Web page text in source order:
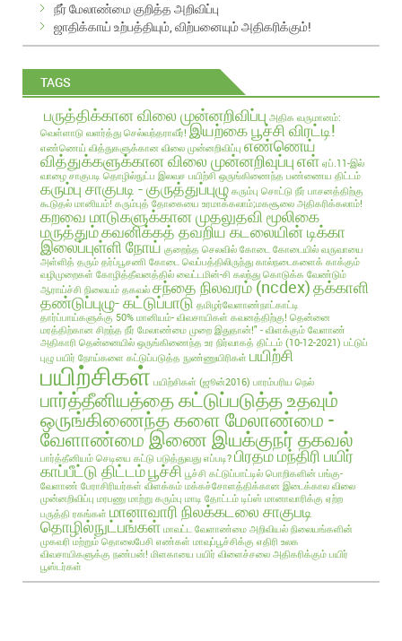
நீர் மேலாண்மை குறித்த அறிவிப்பு
ஜாதிக்காய் உற்பத்தியும், விற்பனையும் அதிகரிக்கும்!
TAGS
பருத்திக்கான விலை முன்னறிவிப்பு அதிக வருமானம்:
வெள்ளாடு வளர்த்து செல்வந்தராவீர்! இயற்கை பூச்சி விரட்டி!
எண்ணெய் வித்துகளுக்கான விலை முன்னறிவிப்பு எண்ணெய்
வித்துக்களுக்கான விலை முன்னறிவுப்புஎள் ஏப்.11-இல்
வாழை சாகுபடி தொழில்நுட்ப இலவச பயிற்சி ஒருங்கிணைந்த பண்ணைய திட்டம்
கரும்பு சாகுபடி - குருத்துப்புழு கரும்பு சொட்டு நீர் பாசனத்திற்கு
கூடுதல் மானியம்! கரும்புத் தோகையை உரமாக்கலாம்;மகசூலை அதிகரிக்கலாம்!
கறவை மாடுகளுக்கான முதலுதவி மூலிகை
மருத்தும்கவனிக்கத் தவறிய கடலையின் டிக்கா
இலைப்புள்ளி நோய் குறைந்த செலவில் கோடை கோடையில் வருவாயை
அள்ளித் தரும் தர்ப்பூசணி கோடை வெப்பத்திலிருந்து கால்நடைகளைக் காக்கும்
வழிமுறைகள் கோழித்தீவனத்தில் வைட்டமின்-சி கலந்து கொடுக்க வேண்டும்
ஆராய்ச்சி நிலையம் தகவல் சந்தை நிலவரம் (ncdex)தக்காளி
தண்டுப்புழு- கட்டுப்பாடு தமிழர்வேளாண்நாட்காட்டி
தார்ப்பாய்களுக்கு 50% மானியம்- விவசாயிகள் கவனத்திற்கு! தென்னை
மரத்திற்கான சிறந்த நீர் மேலாண்மை முறை இதுதான்!" - விளக்கும் வேளாண்
அதிகாரி தென்னையில் ஒருங்கிணைந்த உர நிர்வாகத் திட்டம் (10-12-2021) பட்டுப்
புழு பயிர் நோய்களை கட்டுப்படுத்த நுண்ணுயிரிகள் பயிற்சி
பயிற்சிகள் பயிற்சிகள் (ஜூன்2016) பாரம்பரிய நெல்
பார்த்தீனியத்தை கட்டுப்படுத்த உதவும்
ஒருங்கிணைந்த களை மேலாண்மை -
வேளாண்மை இணை இயக்குநர் தகவல்
பார்த்தீனியம் செடியை கட்டு படுத்துவது எப்படி? பிரதம மந்திரி பயிர்
காப்பீட்டு திட்டம்பூச்சி பூச்சி கட்டுப்பாட்டில் பொறிகளின் பங்கு-
வேளாண் பேராசிரியர்கள் விளக்கம் மக்கச்சோளத்திக்கான இடைக்கால விலை
முன்னறிவிப்பு மரபணு மாற்று கரும்பு மாடி தோட்டம் டிப்ஸ் மானாவாரிக்கு ஏற்ற
பருத்தி ரகங்கள் மானாவாரி நிலக்கடலை சாகுபடி
தொழில்நுட்பங்கள் மாவட்ட வேளாண்மை அறிவியல் நிலையங்களின்
முகவரி மற்றும் தொலைபேசி எண்கள் மாவுப்பூச்சிக்கு எதிரி உலக
விவசாயிகளுக்கு நண்பன்! மிளகாயை பயிர் விளைச்சலை அதிகரிக்கும் பயிர்
பூஸ்டர்கள்